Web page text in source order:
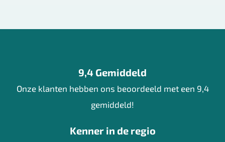
9,4 Gemiddeld
Onze klanten hebben ons beoordeeld met een 9,4
gemiddeld!
Kenner in de regio